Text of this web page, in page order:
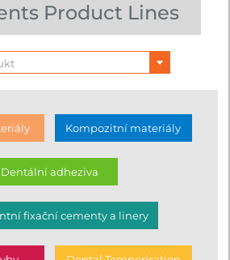
Product Lines
Kompozitní materiály
Dentální adheziva
fixační cementy a linery